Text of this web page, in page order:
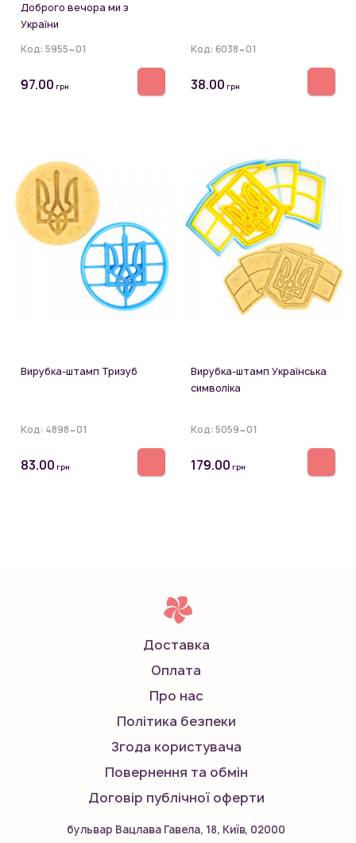
Доброго вечора ми з
України
Код: 5955~01
97.00 грн
Код: 6038~01
38.00 грн
Вирубка-штамп Тризуб
Код: 4898~01
83.00 грн
Вирубка-штамп Українська
символіка
Код: 5059~01
179.00 грн
Доставка
Оплата
Про нас
Політика безпеки
Згода користувача
Повернення та обмін
Договір публічної оферти
бульвар Вацлава Гавела, 18, Київ, 02000